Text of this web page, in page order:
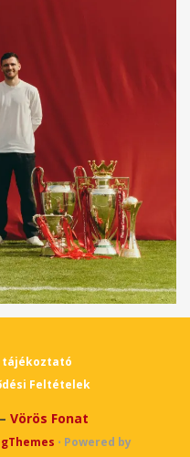
tájékoztató
Feltételek
Vörös Fonat
⋅ Powered by